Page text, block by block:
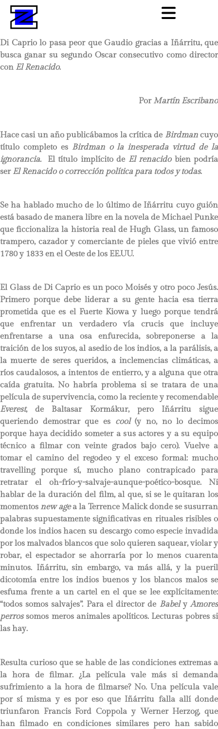
Di Caprio lo pasa peor que Gaudio gracias a Iñárritu, que
busca ganar su segundo Oscar consecutivo como director
con El Renacido.
Por Martín Escribano
Hace casi un año publicábamos la crítica de Birdmancuyo
título completo es Birdman o la inesperada virtud de la
ignorancia.
El título implícito de El renacidobien podría
ser El Renacido o corrección política para todos y todas.
Se ha hablado mucho de lo último de Iñárritu cuyo guión
está basado de manera libre en la novela de Michael Punke
que ficcionaliza la historia real de Hugh Glass, un famoso
trampero, cazador y comerciante de pieles que vivió entre
1780 y 1833 en el Oeste de los EE.UU.
El Glass de Di Caprio es un poco Moisés y otro poco Jesús.
Primero porque debe liderar a su gente hacia esa tierra
prometida que es el Fuerte Kiowa y luego porque tendrá
que enfrentar un verdadero vía crucis que incluye
enfrentarse a una osa enfurecida, sobreponerse a la
traición de los suyos, al asedio de los indios, a la parálisis, a
la muerte de seres queridos, a inclemencias climáticas, a
ríos caudalosos, a intentos de entierro, y a alguna que otra
caída gratuita. No habría problema si se tratara de una
película de supervivencia, como la reciente y recomendable
Everest, de Baltasar Kormákur, pero Iñárritu sigue
queriendo demostrar que es cool(y no, no lo decimos
porque haya decidido someter a sus actores y a su equipo
técnico a filmar con veinte grados bajo cero). Vuelve a
tomar el camino del regodeo y el exceso formal: mucho
travelling porque sí, mucho plano contrapicado para
retratar el oh-frío-y-salvaje-aunque-poético-bosque. Ni
hablar de la duración del film, al que, si se le quitaran los
momentosnew agea la Terrence Malick donde se susurran
palabras supuestamente significativas en rituales risibles o
donde los indios hacen su descargo como especie invadida
por los malvados blancos que solo quieren saquear, violar y
robar, el espectador se ahorraría por lo menos cuarenta
minutos. Iñárritu, sin embargo, va más allá, y la pueril
dicotomía entre los indios buenos y los blancos malos se
esfuma frente a un cartel en el que se lee explícitamente:
“todos somos salvajes”. Para el director de BabelyAmores
perrossomos meros animales apolíticos. Lecturas pobres si
las hay.
Resulta curioso que se hable de las condiciones extremas a
la hora de filmar. ¿La película vale más si demanda
sufrimiento a la hora de filmarse? No. Una película vale
por sí misma y es por eso que Iñárritu falla allí donde
triunfaron Francis Ford Coppola y Werner Herzog, que
han filmado en condiciones similares pero han sabido